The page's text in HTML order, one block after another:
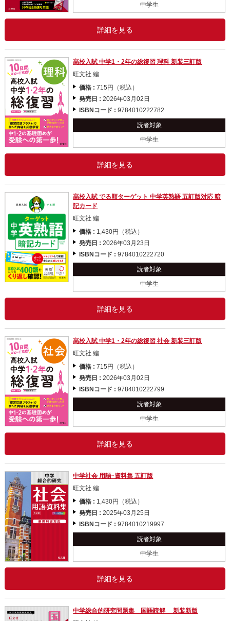
中学生
詳細を見る
高校入試 中学1・2年の総復習 理科 新装三訂版
旺文社 編
価格 :715円（税込）
発売日 :2026年03月02日
ISBNコード :9784010222782
読者対象
中学生
詳細を見る
高校入試 でる順ターゲット 中学英熟語 五訂版対応 暗
記カード
旺文社 編
価格 : 1,430円（税込）
発売日 :2026年03月23日
ISBNコード :9784010222720
読者対象
中学生
詳細を見る
高校入試 中学1・2年の総復習 社会 新装三訂版
旺文社 編
価格 :715円（税込）
発売日 :2026年03月02日
ISBNコード :9784010222799
読者対象
中学生
詳細を見る
中学社会 用語･資料集 五訂版
旺文社 編
価格 : 1,430円（税込）
発売日 :2025年03月25日
ISBNコード :9784010219997
読者対象
中学生
詳細を見る
中学総合的研究問題集 国語読解 新装新版